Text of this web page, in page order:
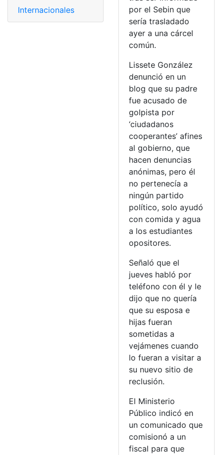
Internacionales
por el Sebin que
sería trasladado
ayer a una cárcel
común.
Lissete González
denunció en un
blog que su padre
fue acusado de
golpista por
‘ciudadanos
cooperantes’ afines
al gobierno, que
hacen denuncias
anónimas, pero él
no pertenecía a
ningún partido
político, solo ayudó
con comida y agua
a los estudiantes
opositores.
Señaló que el
jueves habló por
teléfono con él y le
dijo que no quería
que su esposa e
hijas fueran
sometidas a
vejámenes cuando
lo fueran a visitar a
su nuevo sitio de
reclusión.
El Ministerio
Público indicó en
un comunicado que
comisionó a un
fiscal para que